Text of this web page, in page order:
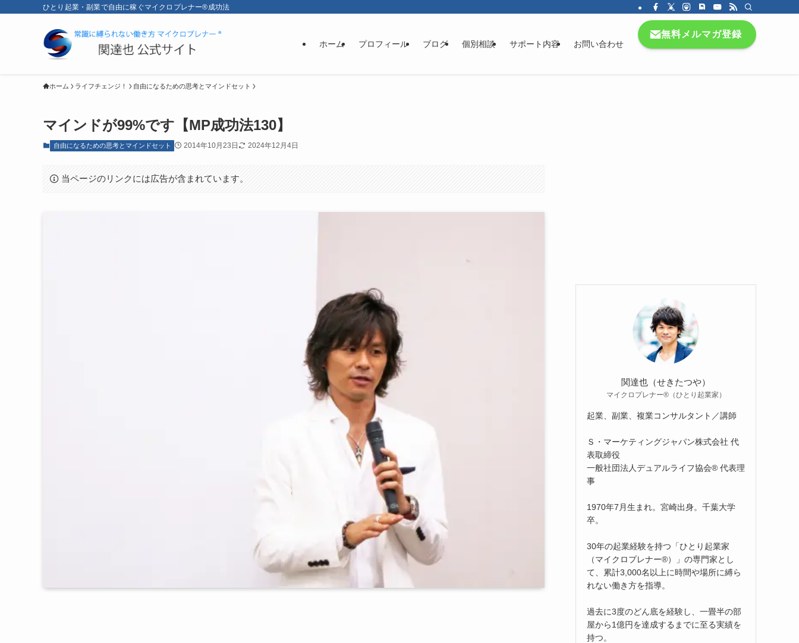
ひとり起業・副業で自由に稼ぐマイクロプレナー®成功法
ホーム プロフィール ブログ 個別相談 サポート内容 お問い合わせ
無料メルマガ登録
ホーム ライフチェンジ！ 自由になるための思考とマインドセット
マインドが99%です【MP成功法130】
自由になるための思考とマインドセット 2014年10月23日 2024年12月4日
当ページのリンクには広告が含まれています。
関達也（せきたつや）
マイクロプレナー®（ひとり起業家）
起業、副業、複業コンサルタント／講師
Ｓ・マーケティングジャパン株式会社 代
表取締役
一般社団法人デュアルライフ協会® 代表理
事
1970年7月生まれ。宮崎出身。千葉大学
卒。
30年の起業経験を持つ「ひとり起業家
（マイクロプレナー®）」の専門家とし
て、累計3,000名以上に時間や場所に縛ら
れない働き方を指導。
過去に3度のどん底を経験し、一畳半の部
屋から1億円を達成するまでに至る実績を
持つ。